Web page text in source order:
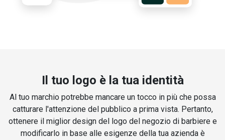
Il tuo logo è la tua identità
Al tuo marchio potrebbe mancare un tocco in più che possa
catturare l'attenzione del pubblico a prima vista. Pertanto,
ottenere il miglior design del logo del negozio di barbiere e
modificarlo in base alle esigenze della tua azienda è